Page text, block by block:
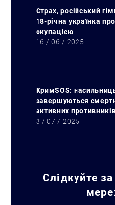
Страх, російський
18-річна українка
окупацією
16 / 06 / 2025
КримSOS:
завершуються
активних
3 / 07 / 2025
Слідкуйте